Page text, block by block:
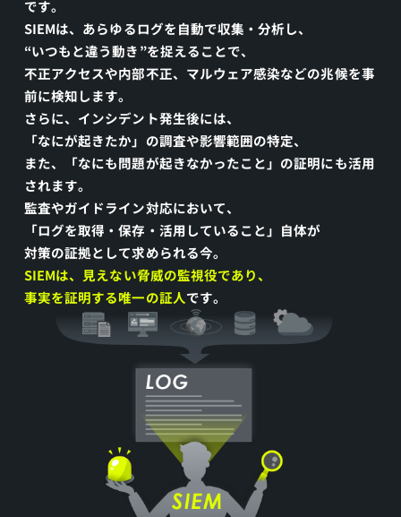
は
守
れ
な
い。
SIEM
が
担
う、
です。
SIEMは、あらゆるログを自動で収集・分析し、
“いつもと違う動き”を捉えることで、
不正アクセスや内部不正、マルウェア感染などの兆候を事
前に検知します。
さらに、インシデント発生後には、
「なにが起きたか」の調査や影響範囲の特定、
また、「なにも問題が起きなかったこと」の証明にも活用
されます。
監査やガイドライン対応において、
「ログを取得・保存・活用していること」自体が
対策の証拠として求められる今。
SIEMは、見えない脅威の監視役であり、
事実を証明する唯一の証人です。